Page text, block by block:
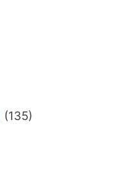
(135)